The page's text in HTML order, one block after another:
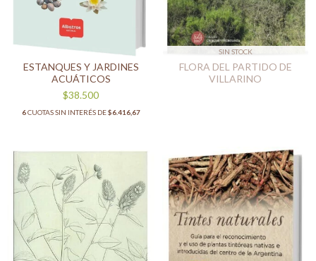
ESTANQUES Y JARDINES
ACUÁTICOS
$38.500
6CUOTAS SIN INTERÉS DE$6.416,67
SIN STOCK
FLORA DEL PARTIDO DE
VILLARINO